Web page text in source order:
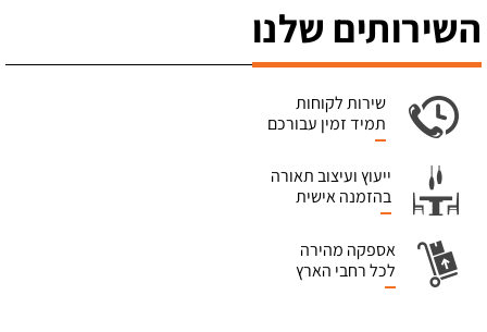
השירותים שלנו
שירות לקוחות
תמיד זמין עבורכם
ייעוץ ועיצוב תאורה
בהזמנה אישית
אספקה מהירה
לכל רחבי הארץ